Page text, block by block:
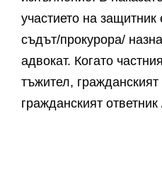
участието на
съдът/прокурора/
адвокат. Когато
тъжител,
гражданският ответник